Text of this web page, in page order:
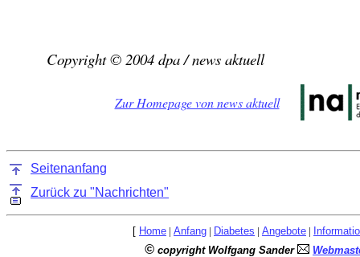
Copyright © 2004 dpa / news aktuell
Zur Homepage von news aktuell
Seitenanfang
Zurück zu "Nachrichten"
[ Home | Anfang | Diabetes | Angebote |
© copyright Wolfgang Sander